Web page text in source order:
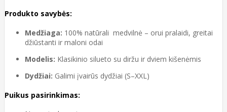
Produkto savybės:
Medžiaga: 100% natūrali medvilnė – orui pralaidi, greitai
džiūstanti ir maloni odai
Modelis: Klasikinio silueto su diržu ir dviem kišenėmis
Dydžiai: Galimi įvairūs dydžiai (S–XXL)
Puikus pasirinkimas: